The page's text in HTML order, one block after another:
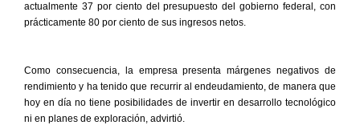
actualmente 37 por ciento del presupuesto del gobierno federal, con
prácticamente 80 por ciento de sus ingresos netos.
Como consecuencia, la empresa presenta márgenes negativos de
rendimiento y ha tenido que recurrir al endeudamiento, de manera que
hoy en día no tiene posibilidades de invertir en desarrollo tecnológico
ni en planes de exploración, advirtió.